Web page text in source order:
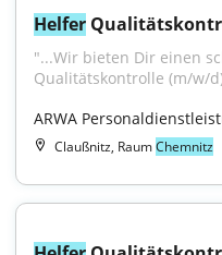
Helfer
"...Wir bieten Dir einen
Qualitätskontrolle (m/w/
ARWA
Claußnitz, RaumChemnitz